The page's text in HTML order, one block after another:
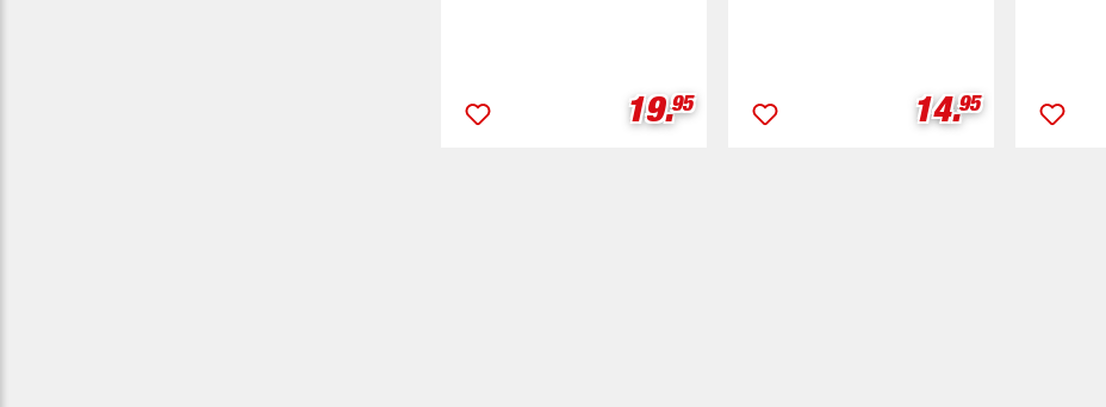
Verkaufspreis:
19.95 Verkaufspreis:
14.95